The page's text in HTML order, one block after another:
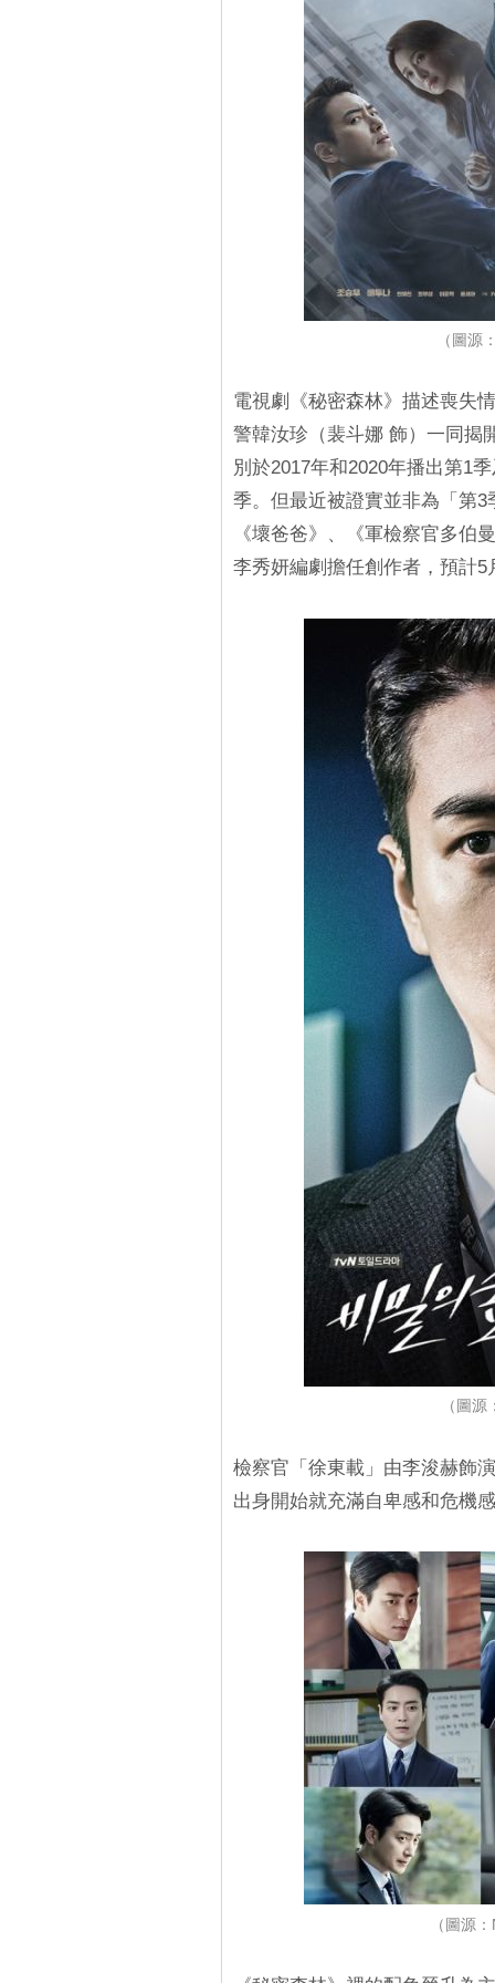
（圖源
電視劇《秘密森林》描述喪失
警韓汝珍（裴斗娜 飾）一同揭
別於2017年和2020年播出第1
季。但最近被證實並非為「第
《壞爸爸》、《軍檢察官多伯
李秀妍編劇擔任創作者，預計5
（圖
檢察官「徐東載」由李浚赫飾
出身開始就充滿自卑感和危機
（圖源